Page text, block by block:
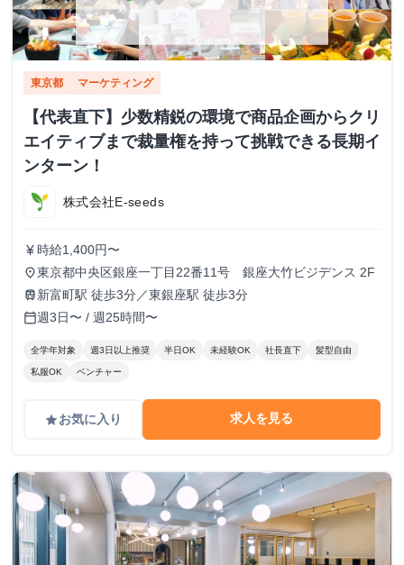
東京都 マーケティング
【代表直下】少数精鋭の環境で商品企画からクリ
エイティブまで裁量権を持って挑戦できる長期イ
ンターン！
株式会社E-seeds
currency_yen 時給1,400円〜
place東京都中央区銀座一丁目22番11号 銀座大竹ビジデンス 2F
train 新富町駅 徒歩3分／東銀座駅 徒歩3分
calendar_today週3日〜 / 週25時間〜
全学年対象 週3日以上推奨 半日OK 未経験OK 社長直下 髪型自由
私服OK ベンチャー
gradeお気に入り 求人を見る